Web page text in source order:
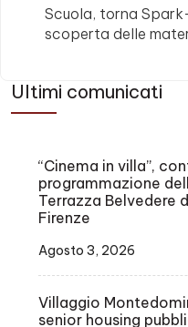
Scuola, torna
scoperta delle
Ultimi comunicati
“Cinema in villa”,
programmazione
Terrazza Belvedere
Firenze
Agosto 3, 2026
Villaggio
senior housing